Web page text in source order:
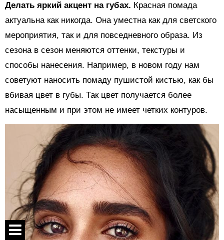
Делать яркий акцент на губах. Красная помада
актуальна как никогда. Она уместна как для светского
мероприятия, так и для повседневного образа. Из
сезона в сезон меняются оттенки, текстуры и
способы нанесения. Например, в новом году нам
советуют наносить помаду пушистой кистью, как бы
вбивая цвет в губы. Так цвет получается более
насыщенным и при этом не имеет четких контуров.